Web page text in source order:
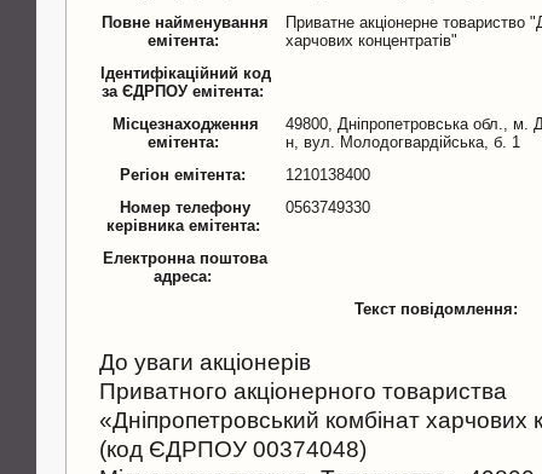
Повне найменування
емітента:
Приватне акціонерне товариство
харчових концентратів"
Ідентифікаційний код
за ЄДРПОУ емітента:
Місцезнаходження
емітента:
49800, Дніпропетровська обл., м.
н, вул. Молодогвардійська, б. 1
Регіон емітента:
1210138400
Номер телефону
керівника емітента:
0563749330
Електронна поштова
адреса:
Текст повідомлення:
До уваги акціонерів
Приватного акціонерного товариства
«Дніпропетровський комбінат харчових
(код ЄДРПОУ 00374048)